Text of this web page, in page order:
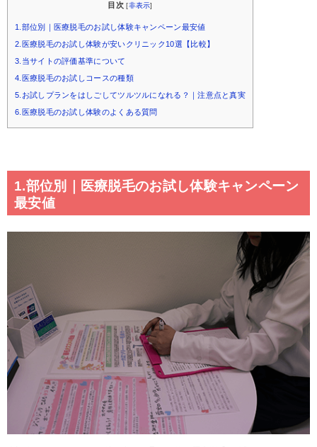
目次 [非表示]
1.部位別｜医療脱毛のお試し体験キャンペーン最安値
2.医療脱毛のお試し体験が安いクリニック10選【比較】
3.当サイトの評価基準について
4.医療脱毛のお試しコースの種類
5.お試しプランをはしごしてツルツルになれる？｜注意点と真実
6.医療脱毛のお試し体験のよくある質問
1.部位別｜医療脱毛のお試し体験キャンペーン
最安値